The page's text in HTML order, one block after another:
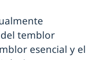
temblor
esencial y el